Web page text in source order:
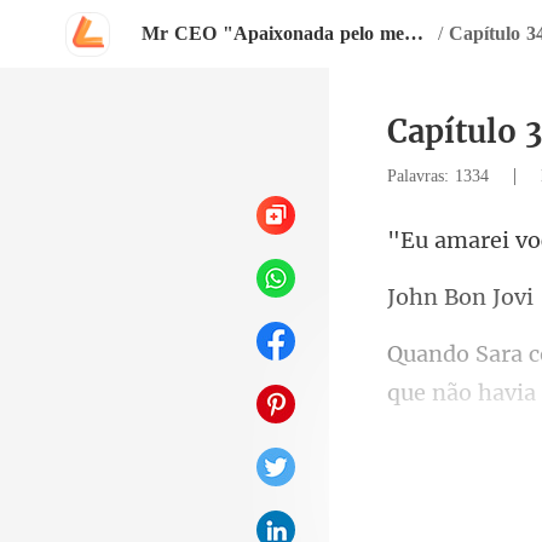
Mr CEO "Apaixonada pelo meu chefe" / Capítulo
Capítulo
Palavras: 1334 |
Bon